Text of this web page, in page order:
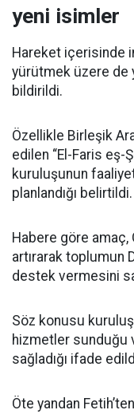
yeni isimler
Hareket içerisinde
yürütmek üzere de
bildirildi.
Özellikle Birleşik
edilen “El-Faris eş-
kuruluşunun
planlandığı belirtildi.
Habere göre amaç,
artırarak toplumun
destek vermesini
Söz konusu
hizmetler sunduğu
sağladığı ifade
Öte yandan